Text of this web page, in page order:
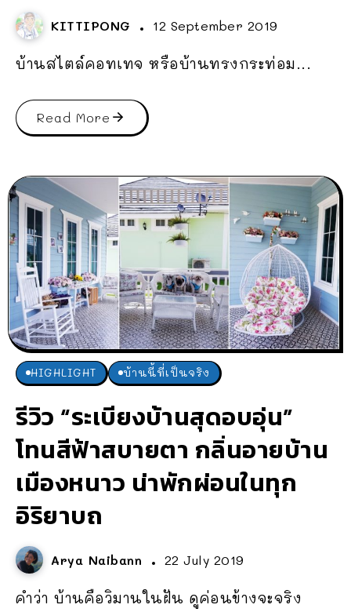
KITTIPONG 12 September 2019
บ้านสไตล์คอทเทจ หรือบ้านทรงกระท่อม...
Read More
HIGHLIGHT บ้านนี้ที่เป็นจริง
รีวิว “ระเบียงบ้านสุดอบอุ่น”
โทนสีฟ้าสบายตา กลิ่นอายบ้าน
เมืองหนาว น่าพักผ่อนในทุก
อิริยาบถ
Arya Naibann 22 July 2019
คำว่า บ้านคือวิมานในฝัน ดูค่อนข้างจะจริง